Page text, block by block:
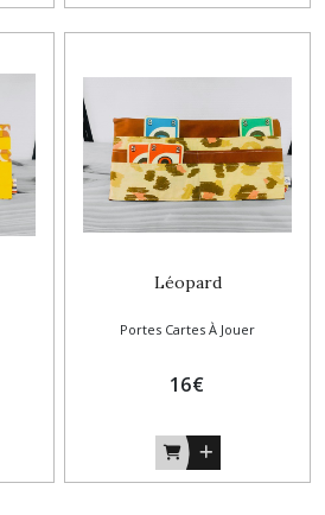
Léopard
Portes Cartes À Jouer
16€